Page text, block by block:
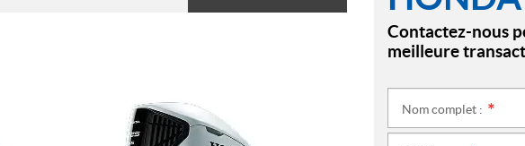
Contactez-nous
meilleure
Nom complet :